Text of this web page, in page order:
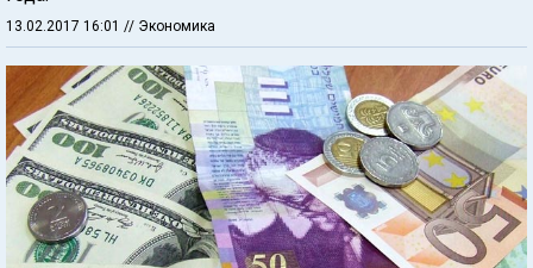
13.02.2017 16:01 // Экономика